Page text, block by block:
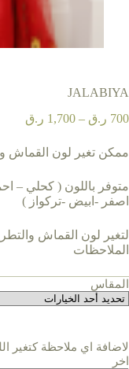
JALABIYA
700 ر.ق –
1,700 ر.ق
من
ممكن تغير لون القماش
متوفر باللون ( كحلي –
اصفر -ابيض -تركواز )
لتغير لون القماش
الملاحظات
المقاس
لاضافة اي ملاحظة كتغير
اخر